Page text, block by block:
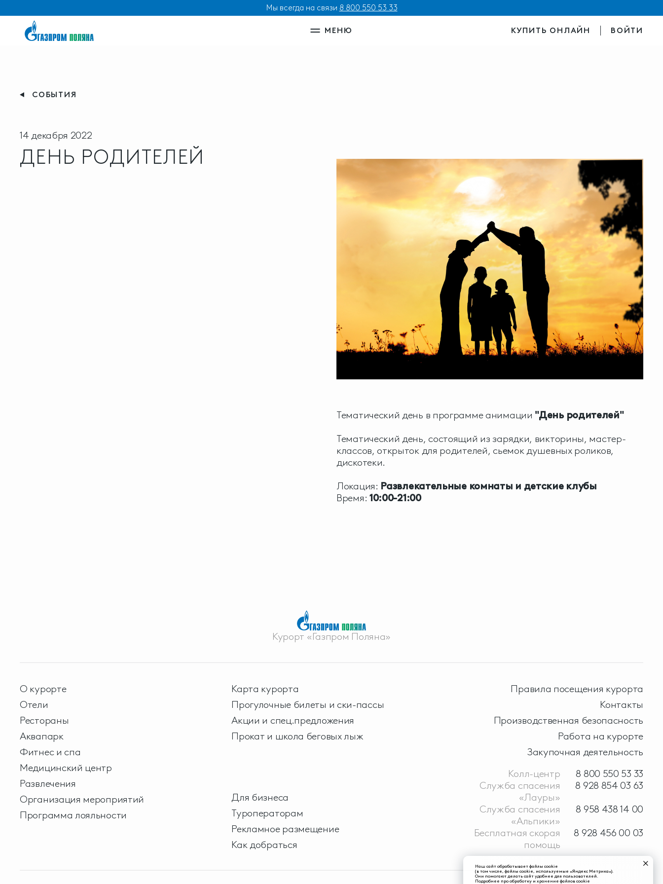
Мы всегда на связи 8 800 550 53 33
МЕНЮ КУПИТЬ ОНЛАЙН ВОЙТИ
СОБЫТИЯ
14 декабря 2022
ДЕНЬ РОДИТЕЛЕЙ
Тематический день в программе анимации "День родителей"
Тематический день, состоящий из зарядки, викторины, мастер-
классов, открыток для родителей, сьемок душевных роликов,
дискотеки.
Локация: Развлекательные комнаты и детские клубы
Время: 10:00-21:00
Курорт «Газпром Поляна»
О курорте
Отели
Рестораны
Аквапарк
Фитнес и спа
Медицинский центр
Развлечения
Организация мероприятий
Программа лояльности
Карта курорта
Прогулочные билеты и ски-пассы
Акции и спец.предложения
Прокат и школа беговых лыж
Для бизнеса
Туроператорам
Рекламное размещение
Как добраться
Правила посещения курорта
Контакты
Производственная безопасность
Работа на курорте
Закупочная деятельность
Колл-центр
8 800 550 53 33
Служба спасения
«Лауры»
8 928 854 03 63
Служба спасения
«Альпики»
8 958 438 14 00
Бесплатная скорая
помощь
8 928 456 00 03
Наш сайт обрабатывает файлы cookie
(в том числе, файлы cookie, используемые «Яндекс Метрика»).
Они помогают делать сайт удобнее для пользователей.
Подробнее про обработку и хранение файлов cookie